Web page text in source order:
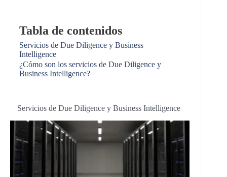
Tabla de contenidos
Servicios de Due Diligence y Business
Intelligence
¿Cómo son los servicios de Due Diligence y
Business Intelligence?
Servicios de Due Diligence y Business Intelligence